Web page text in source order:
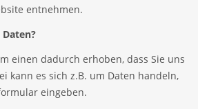
entnehmen.
einen dadurch erhoben, dass Sie uns
kann es sich z.B. um Daten handeln,
eingeben.